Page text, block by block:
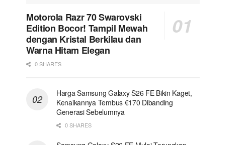
Motorola Razr 70 Swarovski
Edition Bocor! Tampil Mewah
dengan Kristal Berkilau dan
Warna Hitam Elegan
0 SHARES
Harga Samsung Galaxy S26 FE Bikin Kaget,
Kenaikannya Tembus €170 Dibanding
Generasi Sebelumnya
0 SHARES